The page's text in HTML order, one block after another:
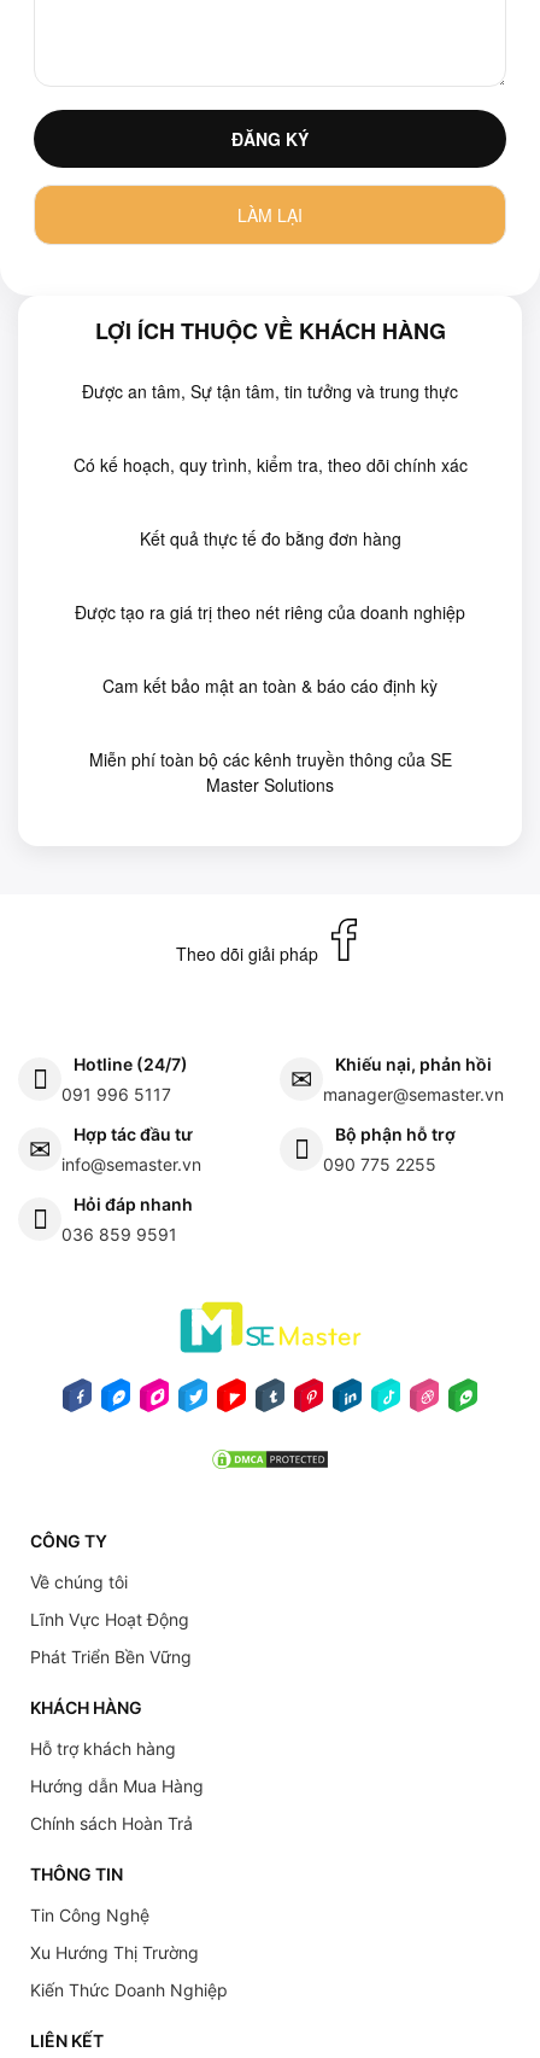
LỢI ÍCH THUỘC VỀ KHÁCH HÀNG
Được an tâm, Sự tận tâm, tin tưởng và trung thực
Có kế hoạch, quy trình, kiểm tra, theo dõi chính xác
Kết quả thực tế đo bằng đơn hàng
Được tạo ra giá trị theo nét riêng của doanh nghiệp
Cam kết bảo mật an toàn & báo cáo định kỳ
Miễn phí toàn bộ các kênh truyền thông của SE
Master Solutions
Theo dõi giải pháp
Hotline (24/7)
091 996 5117
Khiếu nại, phản hồi
manager@semaster.vn
Hợp tác đầu tư
info@semaster.vn
Bộ phận hỗ trợ
090 775 2255
Hỏi đáp nhanh
036 859 9591
CÔNG TY
Về chúng tôi
Lĩnh Vực Hoạt Động
Phát Triển Bền Vững
KHÁCH HÀNG
Hỗ trợ khách hàng
Hướng dẫn Mua Hàng
Chính sách Hoàn Trả
THÔNG TIN
Tin Công Nghệ
Xu Hướng Thị Trường
Kiến Thức Doanh Nghiệp
LIÊN KẾT